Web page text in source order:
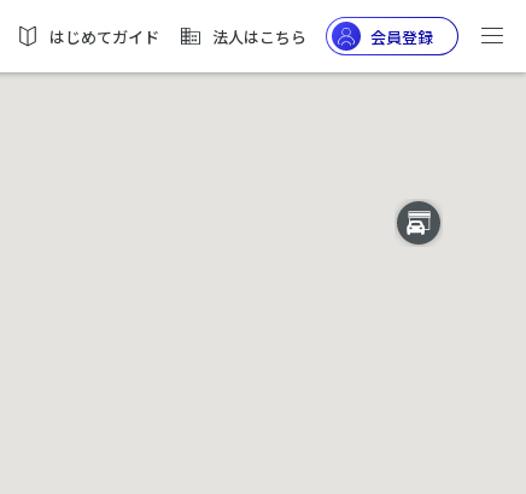
はじめてガイド 法人はこちら 会員登録